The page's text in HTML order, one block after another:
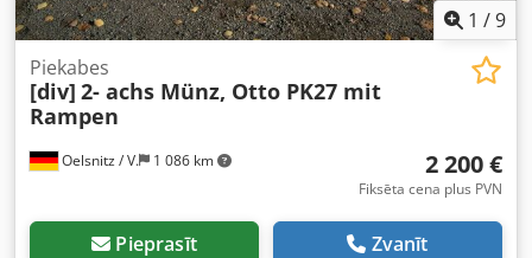
1 /9
Oelsnitz / V. 1 086 km
Piekabes
[div] 2- achs Münz, Otto PK27 mit
Rampen
2 200 €
Fiksēta cena plus PVN
Pieprasīt Zvanīt